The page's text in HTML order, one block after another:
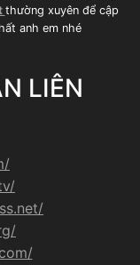
thường xuyên để cập
anh em nhé
LIÊN